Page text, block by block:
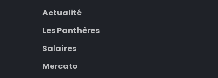
Actualité
Les Panthères
Salaires
Mercato